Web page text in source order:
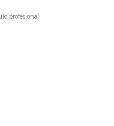
profesional